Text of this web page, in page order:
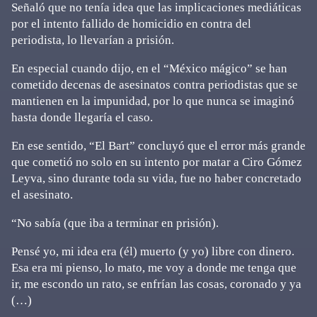
Señaló que no tenía idea que las implicaciones mediáticas
por el intento fallido de homicidio en contra del
periodista, lo llevarían a prisión.
En especial cuando dijo, en el “México mágico” se han
cometido decenas de asesinatos contra periodistas que se
mantienen en la impunidad, por lo que nunca se imaginó
hasta donde llegaría el caso.
En ese sentido, “El Bart” concluyó que el error más grande
que cometió no solo en su intento por matar a Ciro Gómez
Leyva, sino durante toda su vida, fue no haber concretado
el asesinato.
“No sabía (que iba a terminar en prisión).
Pensé yo, mi idea era (él) muerto (y yo) libre con dinero.
Esa era mi pienso, lo mato, me voy a donde me tenga que
ir, me escondo un rato, se enfrían las cosas, coronado y ya
(…)